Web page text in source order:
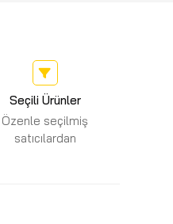
Seçili Ürünler
Özenle seçilmiş
satıcılardan